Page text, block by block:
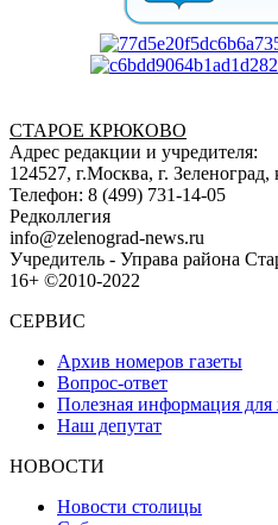
СТАРОЕ КРЮКОВО
Адрес редакции и учредителя:
124527, г.Москва, г. Зеленоград,
Телефон: 8 (499) 731-14-05
Редколлегия
info@zelenograd-news.ru
Учредитель - Управа района
16+ ©2010-2022
СЕРВИС
Архив номеров газеты
Вопрос-ответ
Полезная информация для
Наш депутат
НОВОСТИ
Новости столицы